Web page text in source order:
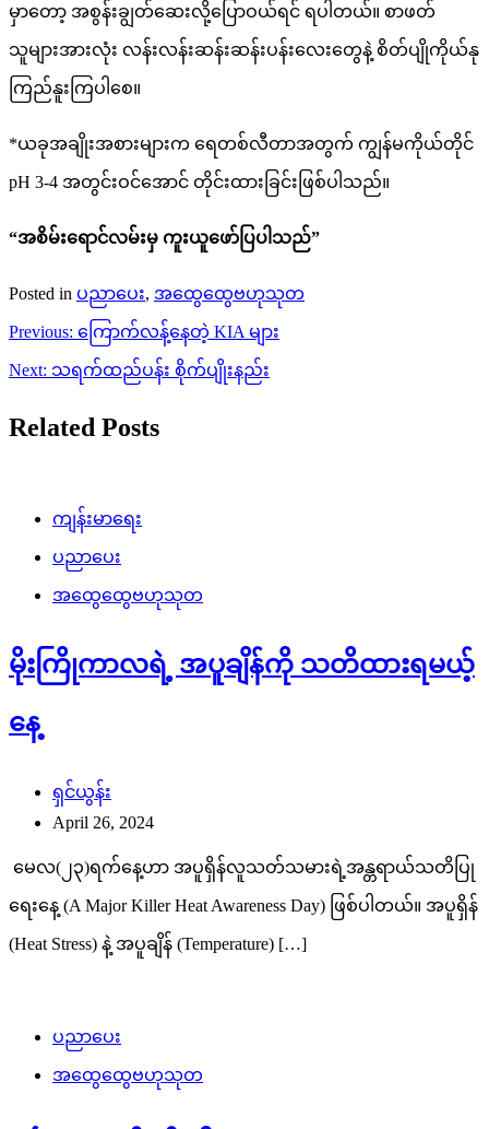
မှာတော့ အစွန်းချွတ်ဆေးလို့ပြောဝယ်ရင် ရပါတယ်။ စာဖတ်
သူများအားလုံး လန်းလန်းဆန်းဆန်းပန်းလေးတွေနဲ့ စိတ်ပျိုကိုယ်နု
ကြည်နူးကြပါစေ။
*ယခုအချိုးအစားများက ရေတစ်လီတာအတွက် ကျွန်မကိုယ်တိုင်
pH 3-4 အတွင်းဝင်အောင် တိုင်းထားခြင်းဖြစ်ပါသည်။
“အစိမ်းရောင်လမ်းမှ ကူးယူဖော်ပြပါသည်”
Posted in ပညာပေး, အထွေထွေဗဟုသုတ
Post
navigation
Previous: ကြောက်လန့်နေတဲ့ KIA များ
Next: သရက်ထည်ပန်း စိုက်ပျိုးနည်း
Related Posts
ကျန်းမာရေး
ပညာပေး
အထွေထွေဗဟုသုတ
မိုးကြိုကာလရဲ့ အပူချိန်ကို သတိထားရမယ့်
နေ့
ရှင်ယွန်း
April 26, 2024
မေလ(၂၃)ရက်နေ့ဟာ အပူရှိန်လူသတ်သမားရဲ့အန္တရာယ်သတိပြု
ရေးနေ့ (A Major Killer Heat Awareness Day) ဖြစ်ပါတယ်။ အပူရှိန်
(Heat Stress) နဲ့ အပူချိန် (Temperature) […]
ပညာပေး
အထွေထွေဗဟုသုတ